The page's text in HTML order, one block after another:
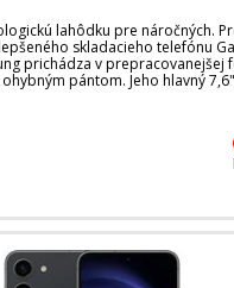
lahôdku pre náročných.
skladacieho telefónu
prichádza v prepracovanejšej
pántom. Jeho hlavný